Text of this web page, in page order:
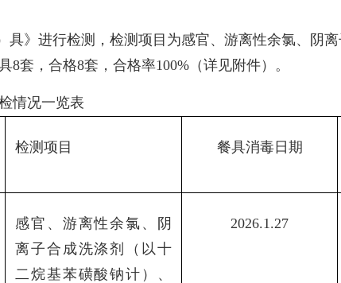
》进行检测，检测项目为感官、游离性余氯、阴
8套，合格8套，合格率100%（详见附件）。
情况一览表
检测项目 餐具消毒日期
感官、游离性余氯、阴
离子合成洗涤剂（以十
二烷基苯磺酸钠计）、
2026.1.27